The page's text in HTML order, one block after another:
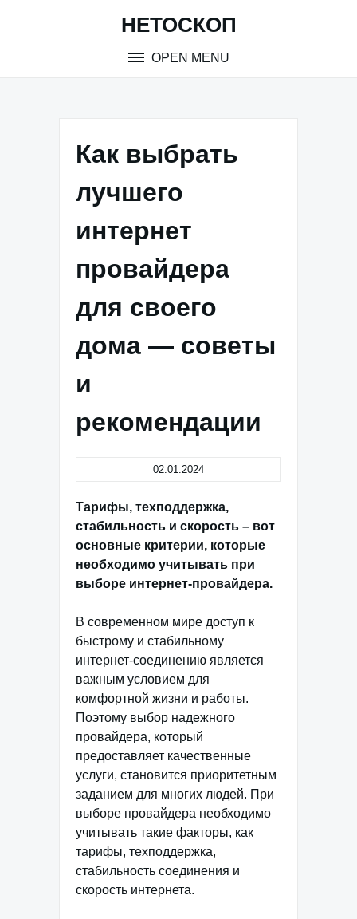
НЕТОСКОП
OPEN MENU
Как выбрать
лучшего
интернет
провайдера
для своего
дома — советы
и
рекомендации
02.01.2024
Тарифы, техподдержка,
стабильность и скорость – вот
основные критерии, которые
необходимо учитывать при
выборе интернет-провайдера.
В современном мире доступ к
быстрому и стабильному
интернет-соединению является
важным условием для
комфортной жизни и работы.
Поэтому выбор надежного
провайдера, который
предоставляет качественные
услуги, становится приоритетным
заданием для многих людей. При
выборе провайдера необходимо
учитывать такие факторы, как
тарифы, техподдержка,
стабильность соединения и
скорость интернета.